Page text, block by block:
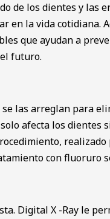
de los dientes y las
en la vida
que ayudan a
futuro.
las arreglan para
afecta los
con
Digital X -Ray le